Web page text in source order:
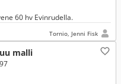
60 hv Evinrudella.
Tornio, Jenni Fisk
malli